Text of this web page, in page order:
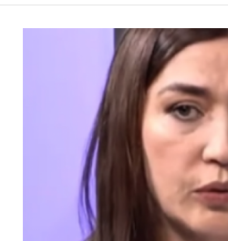
ԱՌԱՋ
Երևանում. բացահայտվել
հանցավոր խումբը
Նոր հաղորդագրություն՝
ասում ընկերությունից
Ծովագյուղում ապօրինի
հանձնվել են
Քաղաքացու նկատմամբ
տուգանք
ԵՄ-ից պատասխան